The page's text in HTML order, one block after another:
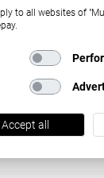
managers are
we'll remove
to all websites of
Accept all